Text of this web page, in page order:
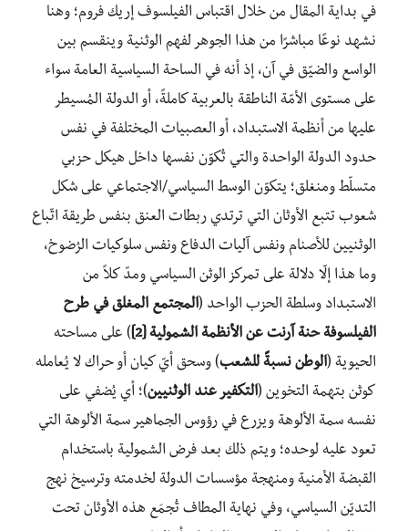
في بداية المقال من خلال اقتباس الفيلسوف إريك فروم؛ وهنا
نشهد نوعًا مباشرًا من هذا الجوهر لفهم الوثنية وينقسم بين
الواسع والضيّق في آن، إذ أنه في الساحة السياسية العامة سواء
على مستوى الأمّة الناطقة بالعربية كاملةً، أو الدولة المُسيطر
عليها من أنظمة الاستبداد، أو العصبيات المختلفة في نفس
حدود الدولة الواحدة والتي تُكوّن نفسها داخل هيكل حزبي
متسلّط ومنغلق؛ يتكوّن الوسط السياسي/الاجتماعي على شكل
شعوب تتبع الأوثان التي ترتدي ربطات العنق بنفس طريقة اتّباع
الوثنيين للأصنام ونفس آليات الدفاع ونفس سلوكيات الرُضوخ،
وما هذا إلّا دلالة على تمركز الوثن السياسي ومدّ كلاً من
الاستبداد وسلطة الحزب الواحد (المجتمع المغلق في طرح
الفيلسوفة حنة آرنت عن الأنظمة الشمولية [2] ) على مساحته
الحيوية (الوطن نسبةً للشعب) وسحق أيّ كيان أو حراك لا يُعامله
كوثن بتهمة التخوين (التكفير عند الوثنيين)؛ أي يُضفي على
نفسه سمة الألوهة ويزرع في رؤوس الجماهير سمة الألوهة التي
تعود عليه لوحده؛ ويتم ذلك بعد فرض الشمولية باستخدام
القبضة الأمنية ومنهجة مؤسسات الدولة لخدمته وترسيخ نهج
التديّن السياسي، وفي نهاية المطاف تُجمَع هذه الأوثان تحت